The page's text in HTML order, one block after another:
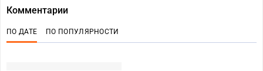
Комментарии
ПО ДАТЕ ПО ПОПУЛЯРНОСТИ